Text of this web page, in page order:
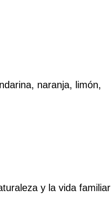
naranja, limón,
y la vida familiar